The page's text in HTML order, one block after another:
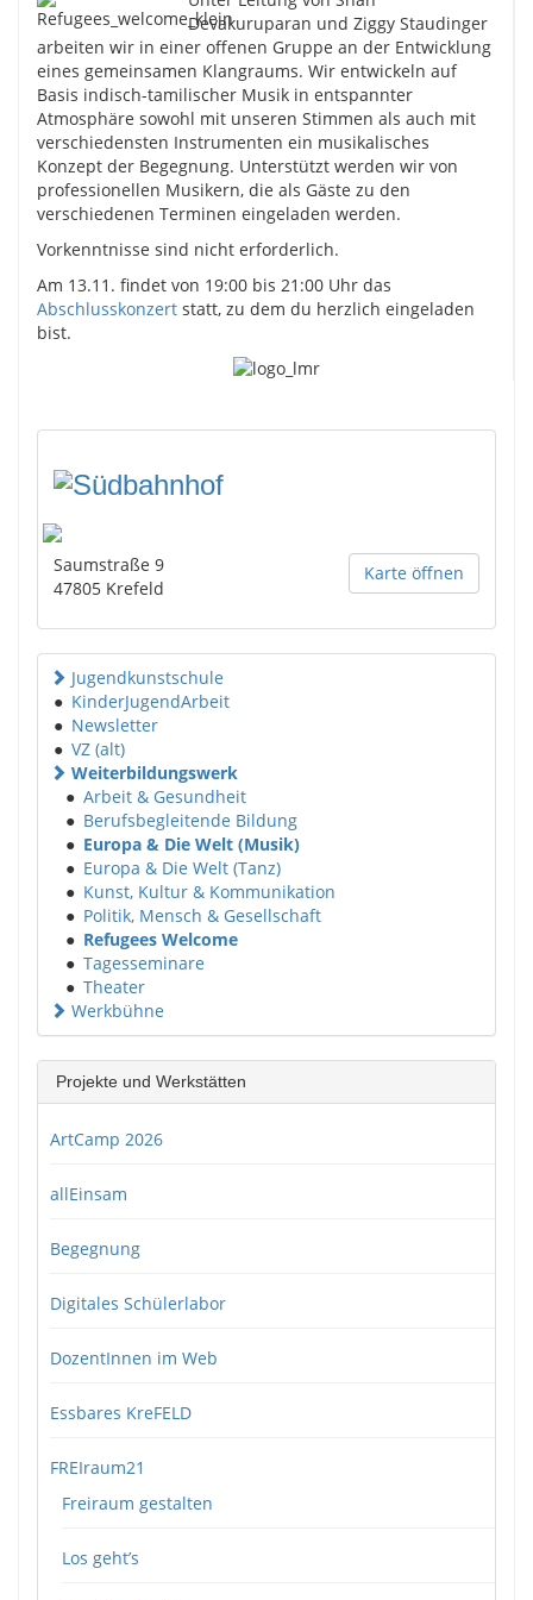
Devakuruparan und Ziggy Staudinger
arbeiten wir in einer offenen Gruppe an der Entwicklung
eines gemeinsamen Klangraums. Wir entwickeln auf
Basis indisch-tamilischer Musik in entspannter
Atmosphäre sowohl mit unseren Stimmen als auch mit
verschiedensten Instrumenten ein musikalisches
Konzept der Begegnung. Unterstützt werden wir von
professionellen Musikern, die als Gäste zu den
verschiedenen Terminen eingeladen werden.
Vorkenntnisse sind nicht erforderlich.
Am 13.11. findet von 19:00 bis 21:00 Uhr das
Abschlusskonzert statt, zu dem du herzlich eingeladen
bist.
Karte öffnen
Saumstraße 9
47805 Krefeld
Jugendkunstschule
● KinderJugendArbeit
● Newsletter
● VZ (alt)
Weiterbildungswerk
● Arbeit & Gesundheit
● Berufsbegleitende Bildung
● Europa & Die Welt (Musik)
● Europa & Die Welt (Tanz)
● Kunst, Kultur & Kommunikation
● Politik, Mensch & Gesellschaft
● Refugees Welcome
● Tagesseminare
● Theater
Werkbühne
Projekte und Werkstätten
ArtCamp 2026
allEinsam
Begegnung
Digitales Schülerlabor
DozentInnen im Web
Essbares KreFELD
FREIraum21
Freiraum gestalten
Los geht’s